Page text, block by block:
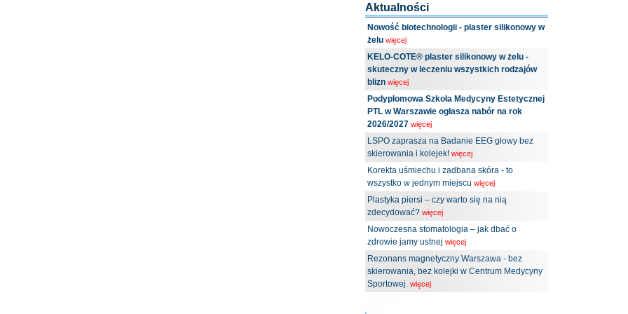
Aktualności
Nowość biotechnologii - plaster silikonowy w
żelu więcej
KELO-COTE® plaster silikonowy w żelu -
skuteczny w leczeniu wszystkich rodzajów
blizn więcej
Podyplomowa Szkoła Medycyny Estetycznej
PTL w Warszawie ogłasza nabór na rok
2026/2027 więcej
LSPO zaprasza na Badanie EEG głowy bez
skierowania i kolejek! więcej
Korekta uśmiechu i zadbana skóra - to
wszystko w jednym miejscu więcej
Plastyka piersi – czy warto się na nią
zdecydować? więcej
Nowoczesna stomatologia – jak dbać o
zdrowie jamy ustnej więcej
Rezonans magnetyczny Warszawa - bez
skierowania, bez kolejki w Centrum Medycyny
Sportowej. więcej